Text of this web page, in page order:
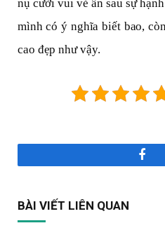
nụ cười vui vẻ ẩn sau sự
mình có ý nghĩa biết bao,
cao đẹp như vậy.
BÀI VIẾT LIÊN QUAN